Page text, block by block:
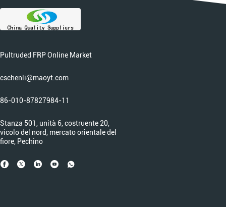
Pultruded FRP Online Market
cschenli@maoyt.com
86-010-87827984-11
Stanza 501, unità 6, costruente 20,
vicolo del nord, mercato orientale del
fiore, Pechino